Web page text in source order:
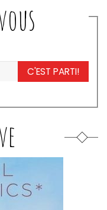
C'EST PARTI!